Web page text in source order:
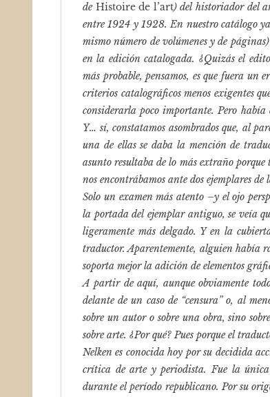
de Histoire de l’art) del historiador del
entre 1924 y 1928. En nuestro catálogo
mismo número de volúmenes y de
en la edición catalogada. ¿Quizás el
más probable, pensamos, es que fuera
criterios catalográficos menos exigentes
considerarla poco importante. Pero había
Y… sí, constatamos asombrados que, al
una de ellas se daba la mención de
asunto resultaba de lo más extraño
nos encontrábamos ante dos ejemplares
Solo un examen más atento –y el ojo
la portada del ejemplar antiguo, se veía
ligeramente más delgado. Y en la
traductor. Aparentemente, alguien había
soporta mejor la adición de elementos
A partir de aquí, aunque obviamente
delante de un caso de “censura” o, al
sobre un autor o sobre una obra, sino
sobre arte. ¿Por qué? Pues porque el
Nelken es conocida hoy por su decidida
crítica de arte y periodista. Fue la
durante el período republicano. Por su